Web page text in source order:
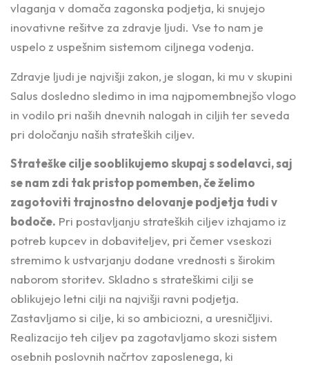
vlaganja v domača zagonska podjetja, ki snujejo
inovativne rešitve za zdravje ljudi. Vse to nam je
uspelo z uspešnim sistemom ciljnega vodenja.
Zdravje ljudi je najvišji zakon, je slogan, ki mu v skupini
Salus dosledno sledimo in ima najpomembnejšo vlogo
in vodilo pri naših dnevnih nalogah in ciljih ter seveda
pri določanju naših strateških ciljev.
Strateške cilje sooblikujemo skupaj s sodelavci, saj
se nam zdi tak pristop pomemben, če želimo
zagotoviti trajnostno delovanje podjetja tudi v
bodoče. Pri postavljanju strateških ciljev izhajamo iz
potreb kupcev in dobaviteljev, pri čemer vseskozi
stremimo k ustvarjanju dodane vrednosti s širokim
naborom storitev. Skladno s strateškimi cilji se
oblikujejo letni cilji na najvišji ravni podjetja.
Zastavljamo si cilje, ki so ambiciozni, a uresničljivi.
Realizacijo teh ciljev pa zagotavljamo skozi sistem
osebnih poslovnih načrtov zaposlenega, ki